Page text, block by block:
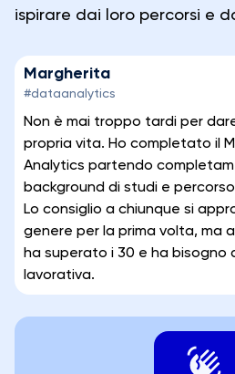
ispirare dai loro percorsi e
Margherita
#dataanalytics
Non è mai troppo tardi per
propria vita. Ho completato il
Analytics partendo
background di studi e
Lo consiglio a chiunque si
genere per la prima volta, ma
ha superato i 30 e ha bisogno
lavorativa.